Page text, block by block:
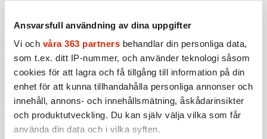
Ansvarsfull användning av dina uppgifter
Vi och våra 363 partners behandlar din personliga data,
som t.ex. ditt IP-nummer, och använder teknologi såsom
cookies för att lagra och få tillgång till information på din
enhet för att kunna tillhandahålla personliga annonser och
innehåll, annons- och innehållsmätning, åskådarinsikter
och produktutveckling. Du kan själv välja vilka som får
använda din data och i vilka syften.
vänner.
och Stalin
Dagens Ryssland reser
monument över ett
motsägelsefullt förflutet. Hur
kunde två revolutioner förändra
hela samhället – utan att rubba
den ryska statsidén?
Av: Bengt Jangfeldt •
VECKANS FOKUS
Går Storbritannien att rädda?
För 150 år sedan var de jordens
rikaste land. Nu ärver den sjunde